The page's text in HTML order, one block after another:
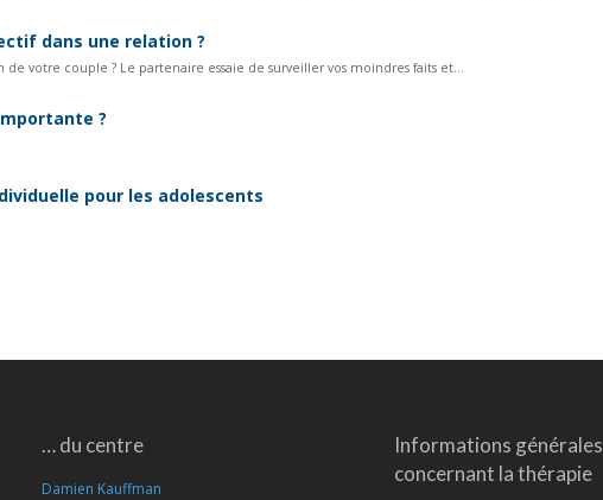
dans une relation ?
de votre couple ? Le partenaire essaie de surveiller vos moindres faits et...
?
pour les adolescents
… du centre
Damien Kauffman
Informations générales
concernant la thérapie